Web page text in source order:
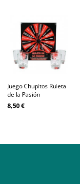
Juego Chupitos Ruleta
de la Pasión
8,50 €